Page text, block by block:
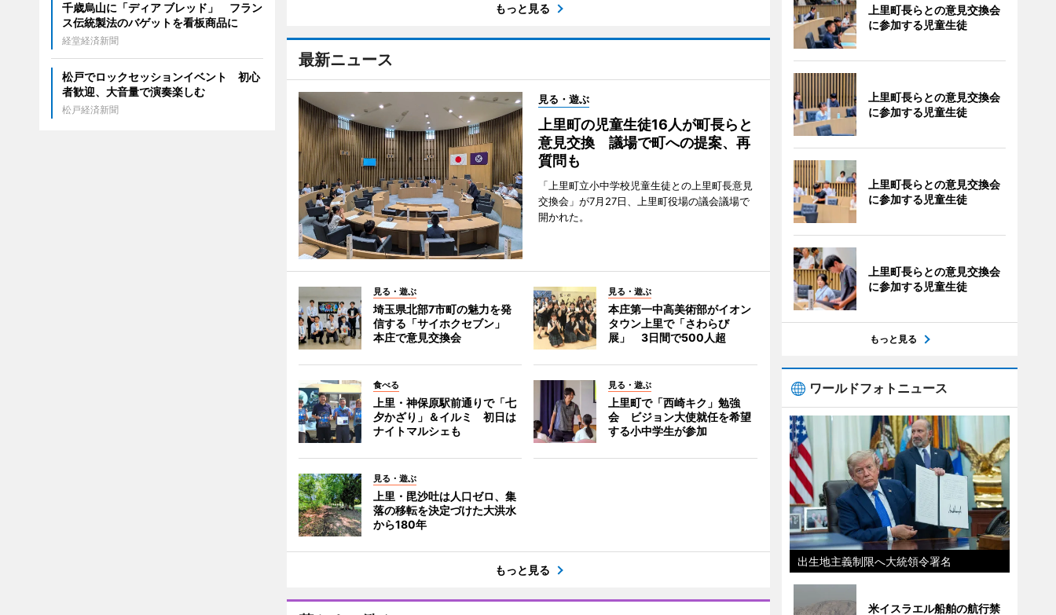
もっと見る
最新ニュース
見る・遊ぶ
上里町の児童生徒16人が町長らと
意見交換 議場で町への提案、再
質問も
「上里町立小中学校児童生徒との上里町長意見
交換会」が7月27日、上里町役場の議会議場で
開かれた。
見る・遊ぶ
埼玉県北部7市町の魅力を発
信する「サイホクセブン」
本庄で意見交換会
見る・遊ぶ
本庄第一中高美術部がイオン
タウン上里で「さわらび
展」 3日間で500人超
食べる
上里・神保原駅前通りで「七
夕かざり」＆イルミ 初日は
ナイトマルシェも
見る・遊ぶ
上里町で「西崎キク」勉強
会 ビジョン大使就任を希望
する小中学生が参加
見る・遊ぶ
上里・毘沙吐は人口ゼロ、集
落の移転を決定づけた大洪水
から180年
もっと見る
千歳烏山に「ディア ブレッド」 フラン
ス伝統製法のバゲットを看板商品に
経堂経済新聞
松戸でロックセッションイベント 初心
者歓迎、大音量で演奏楽しむ
松戸経済新聞
上里町長らとの意見交換会
に参加する児童生徒
上里町長らとの意見交換会
に参加する児童生徒
上里町長らとの意見交換会
に参加する児童生徒
上里町長らとの意見交換会
に参加する児童生徒
もっと見る
ワールドフォトニュース
出生地主義制限へ大統領令署名
米イスラエル船舶の航行禁